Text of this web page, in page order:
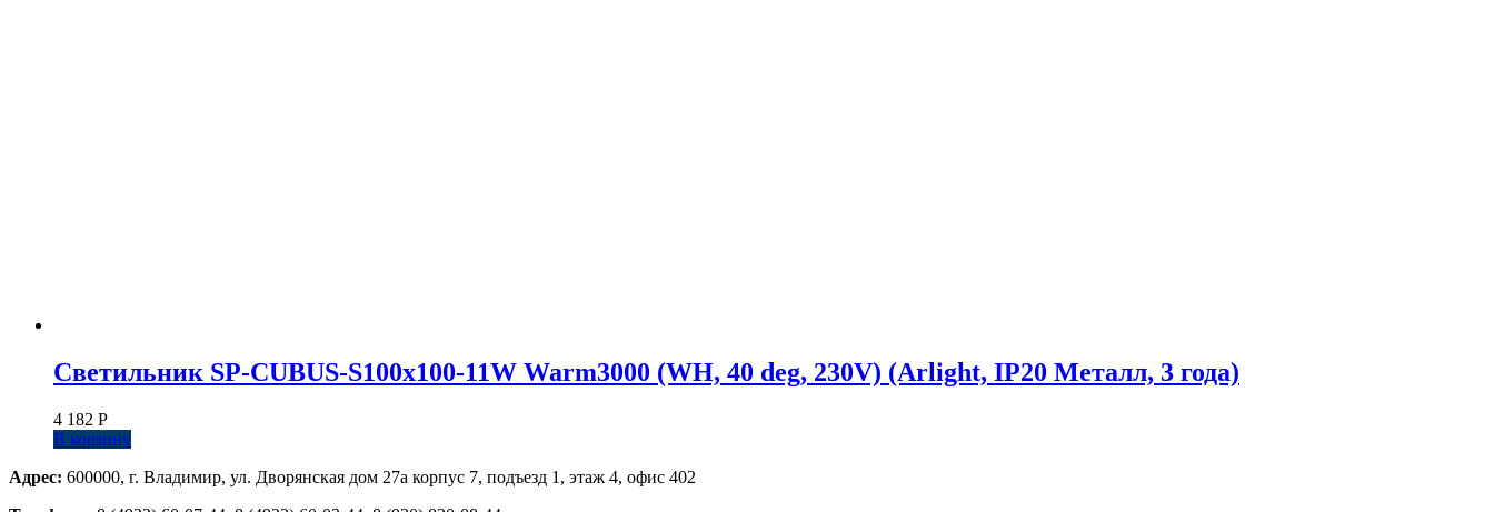
Светильник SP-CUBUS-S100x100-11W Warm3000 (WH, 40 deg, 230V) (Arlight, IP20 Металл, 3 года)
4 182 Р
В корзину
Адрес: 600000, г. Владимир, ул. Дворянская дом 27а корпус 7, подъезд 1, этаж 4, офис 402